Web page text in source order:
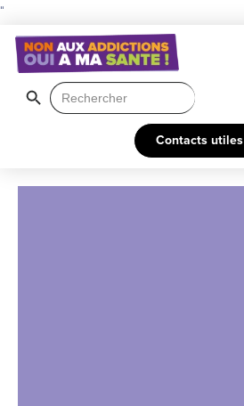
"
Search
for:
Search Button
Contacts utiles